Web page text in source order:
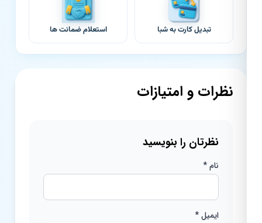
تبدیل کارت به شبا استعلام ضمانت ها
نظرات و امتیازات
نظرتان را بنویسید
ایمیل *